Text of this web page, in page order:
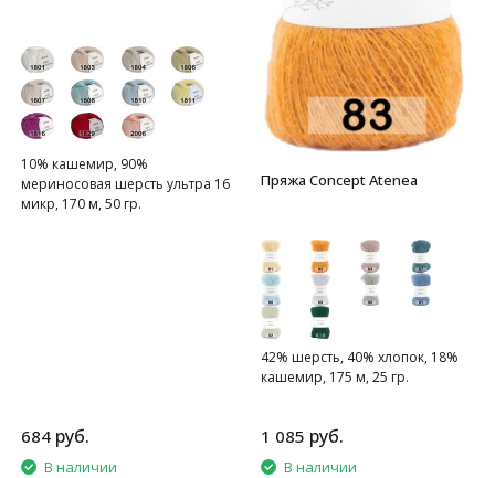
10% кашемир, 90%
мериносовая шерсть ультра 16
микр, 170 м, 50 гр.
684 руб.
В наличии
Пряжа Concept Atenea
42% шерсть, 40% хлопок, 18%
кашемир, 175 м, 25 гр.
1 085 руб.
В наличии